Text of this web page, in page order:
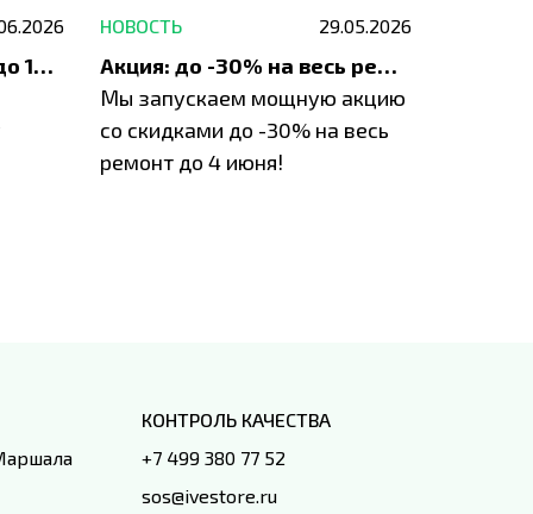
До 1200 ₽ на ремонт и до 1500 ₽ на покупку техники Apple
НОВОСТЬ 29.05.2026
Акция: до -30% на весь ремонт техники Apple
Мы запускаем мощную акцию
со скидками до -30% на весь
ремонт до 4 июня!
КОНТРОЛЬ КАЧЕСТВА
+7 499 380 77 52
sos@ivestore.ru